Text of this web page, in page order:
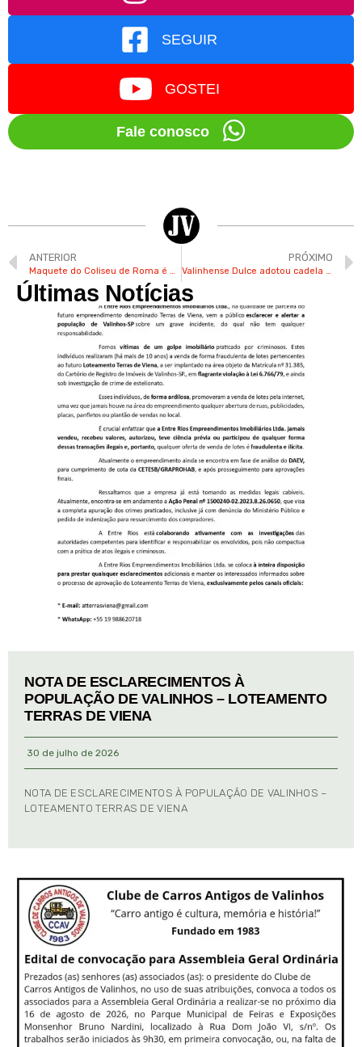
SEGUIR
GOSTEI
Fale conosco
ANTERIOR
Maquete do Coliseu de Roma é produzida por professor de teatro valinhense
PRÓXIMO
Valinhense Dulce adotou cadela Cacau após oferecer um lar temporário
Últimas Notícias
NOTA DE ESCLARECIMENTOS À
POPULAÇÃO DE VALINHOS – LOTEAMENTO
TERRAS DE VIENA
30 de julho de 2026
NOTA DE ESCLARECIMENTOS À POPULAÇÃO DE VALINHOS –
LOTEAMENTO TERRAS DE VIENA